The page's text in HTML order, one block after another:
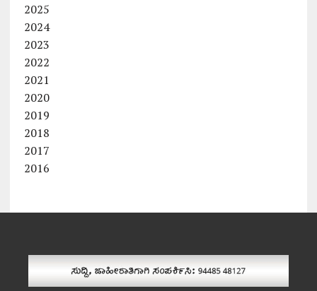
2025
2024
2023
2022
2021
2020
2019
2018
2017
2016